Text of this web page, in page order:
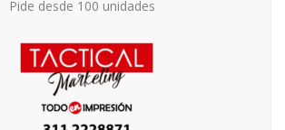
Pide desde 100 unidades